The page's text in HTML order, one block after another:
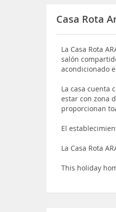
Casa Rota
La Casa Rota
salón
acondicionado
La casa cuenta
estar con zona
proporcionan
El
La Casa Rota
This holiday